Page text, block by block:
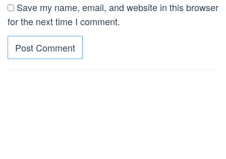
Save my name, email, and website in this browser
for the next time I comment.